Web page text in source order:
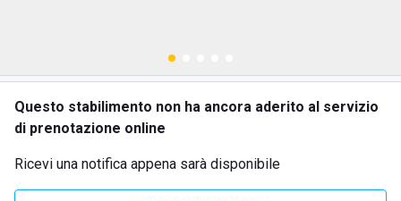
Questo stabilimento non ha ancora aderito al servizio
di prenotazione online
Ricevi una notifica appena sarà disponibile